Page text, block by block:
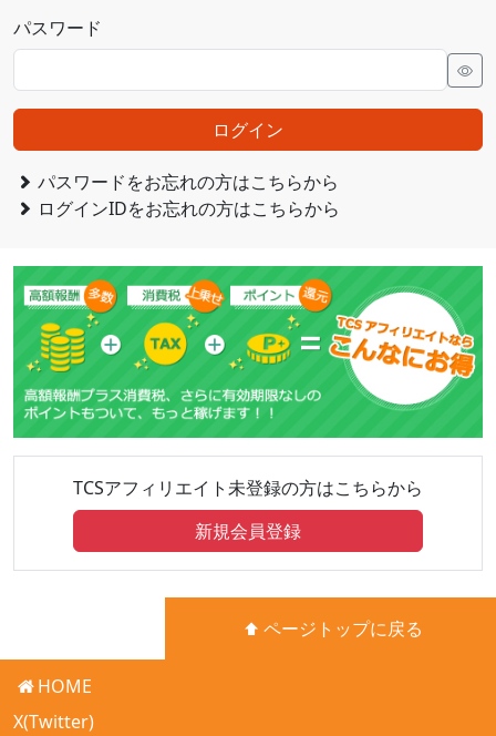
パスワード
ログイン
パスワードをお忘れの方はこちらから
ログインIDをお忘れの方はこちらから
TCSアフィリエイト未登録の方はこちらから
新規会員登録
ページトップに戻る
HOME
X(Twitter)